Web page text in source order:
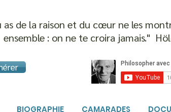
as de la raison et du cœur ne les
ensemble : on ne te croira jamais."
BIOGRAPHIE CAMARADES